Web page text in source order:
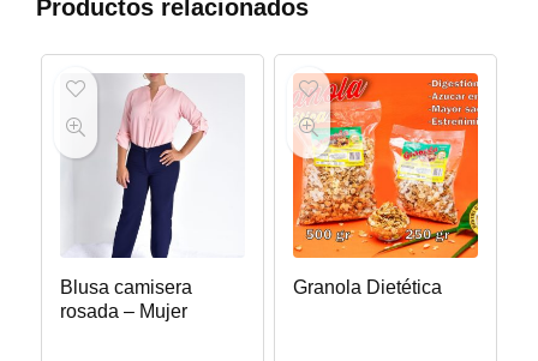
Productos relacionados
Blusa camisera
rosada – Mujer
Granola Dietética